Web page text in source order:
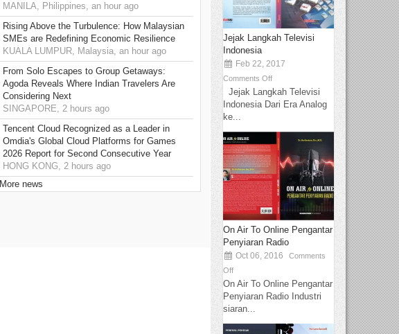
MANILA, Philippines, an hour ago
Rising Above the Turbulence: How Malaysian
SMEs are Redefining Economic Resilience
KUALA LUMPUR, Malaysia, an hour ago
From Solo Escapes to Group Getaways:
Agoda Reveals Where Indian Travelers Are
Considering Next
SINGAPORE, 2 hours ago
Tencent Cloud Recognized as a Leader in
Omdia's Global Cloud Platforms for Games
2026 Report for Second Consecutive Year
HONG KONG, 2 hours ago
More news
Jejak Langkah Televisi
Indonesia
Feb 22, 2017
Comments Off
Jejak Langkah Televisi
Indonesia Dari Era Analog
ke...
On Air To Online Pengantar
Penyiaran Radio
Oct 06, 2016
Comments
Off
On Air To Online Pengantar
Penyiaran Radio Industri
siaran...